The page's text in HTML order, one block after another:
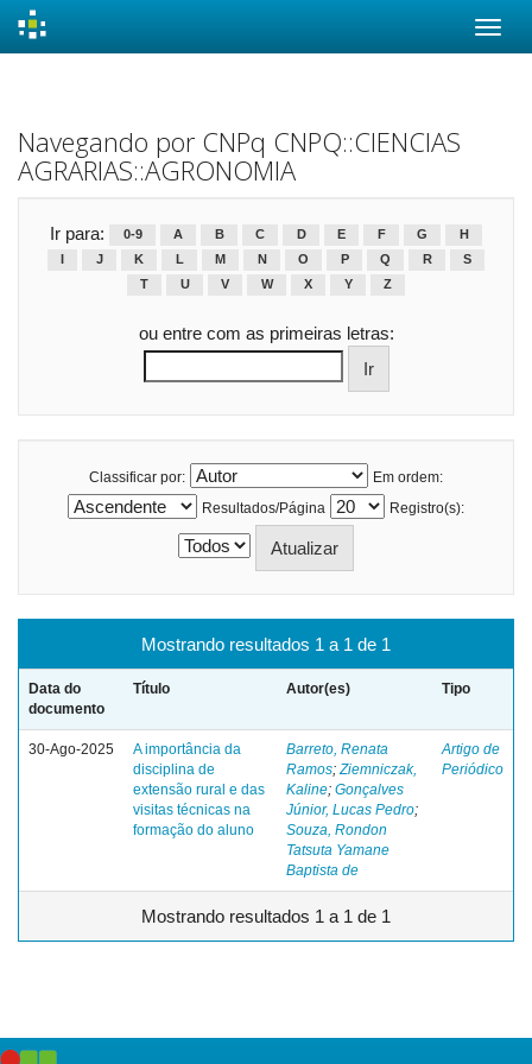
Navegando por CNPq CNPQ::CIENCIAS
AGRARIAS::AGRONOMIA
Ir para: 0-9 A B C D E F G
H
J K L M N O P Q R
S
T
U V W X Y Z
ou entre com as primeiras letras:
Classificar por:
Em ordem:
Resultados/Página
Registro(s):
Mostrando resultados 1 a 1 de 1
Data do
documento
Título Autor(es) Tipo
30-Ago-2025
A importância da
disciplina de
extensão rural e das
visitas técnicas na
formação do aluno
Barreto, Renata
Ramos; Ziemniczak,
Kaline; Gonçalves
Júnior, Lucas Pedro;
Souza, Rondon
Tatsuta Yamane
Baptista de
Artigo de
Periódico
Mostrando resultados 1 a 1 de 1